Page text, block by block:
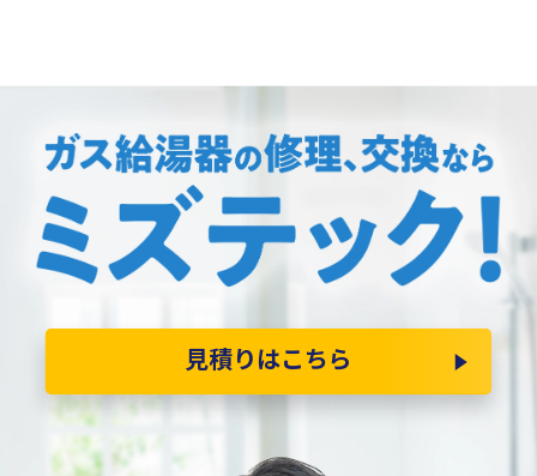
見積りはこちら